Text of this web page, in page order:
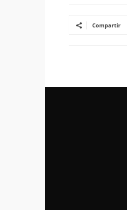
Compartir